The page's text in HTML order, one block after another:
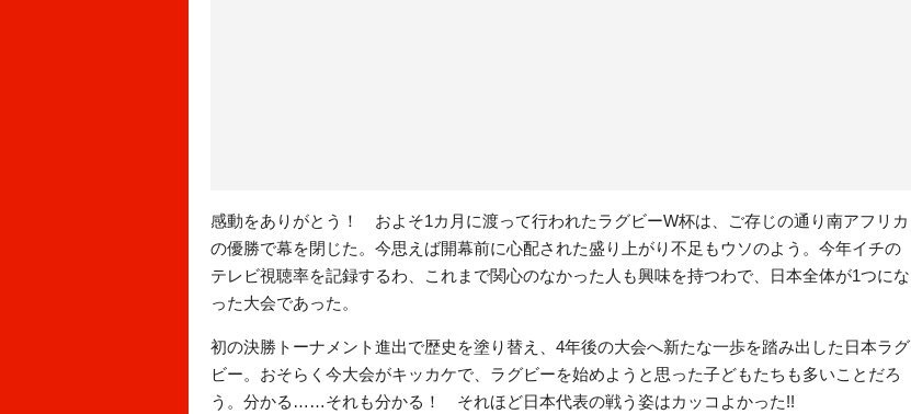
感動をありがとう！ およそ1カ月に渡って行われたラグビーW杯は、ご存じの通り南アフリカ
の優勝で幕を閉じた。今思えば開幕前に心配された盛り上がり不足もウソのよう。今年イチの
テレビ視聴率を記録するわ、これまで関心のなかった人も興味を持つわで、日本全体が1つにな
った大会であった。
初の決勝トーナメント進出で歴史を塗り替え、4年後の大会へ新たな一歩を踏み出した日本ラグ
ビー。おそらく今大会がキッカケで、ラグビーを始めようと思った子どもたちも多いことだろ
う。分かる……それも分かる！ それほど日本代表の戦う姿はカッコよかった!!